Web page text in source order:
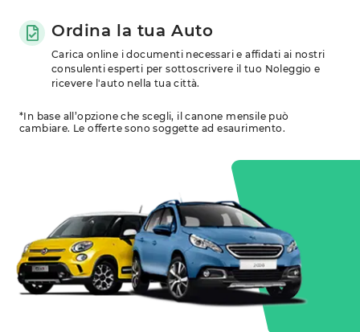
Ordina la tua Auto
Carica online i documenti necessari e affidati ai nostri
consulenti esperti per sottoscrivere il tuo Noleggio e
ricevere l'auto nella tua città.
*In base all’opzione che scegli, il canone mensile può
cambiare. Le offerte sono soggette ad esaurimento.